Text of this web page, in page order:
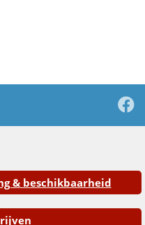
& beschikbaarheid